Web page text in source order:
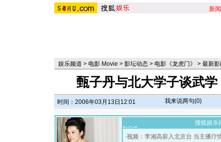
新闻
娱乐频道 > 电影 Movie > 影坛动态 > 电影《龙虎门》 > 最新
甄子丹与北大学子谈武
时间：2006年03月13日12:01 我来说两句(0)
搜狐娱乐
·视频：李湘高薪入北京台 当主播疗